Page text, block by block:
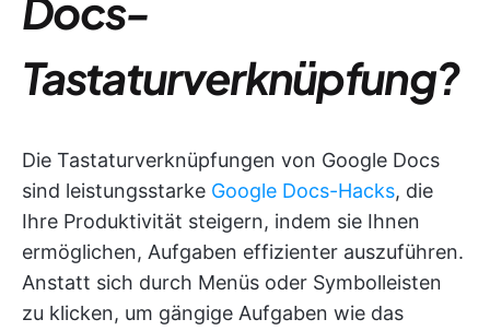
Docs-
Tastaturverknüpfung?
Die Tastaturverknüpfungen von Google Docs
sind leistungsstarke Google Docs-Hacks, die
Ihre Produktivität steigern, indem sie Ihnen
ermöglichen, Aufgaben effizienter auszuführen.
Anstatt sich durch Menüs oder Symbolleisten
zu klicken, um gängige Aufgaben wie das